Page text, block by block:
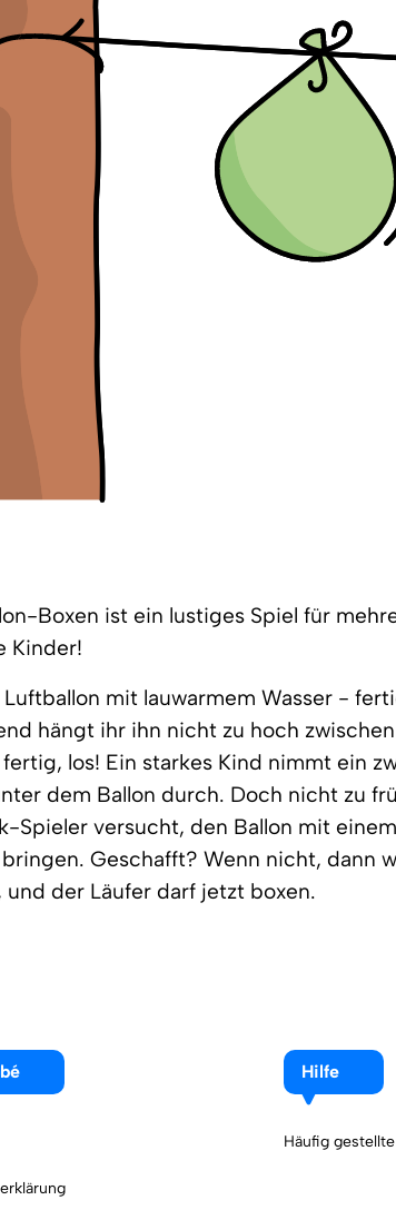
Boxen ist ein lustiges Spiel für
Kinder!
mit lauwarmem Wasser -
hängt ihr ihn nicht zu hoch
fertig, los! Ein starkes Kind nimmt ein
dem Ballon durch. Doch nicht zu
Spieler versucht, den Ballon mit
bringen. Geschafft? Wenn nicht, dann
und der Läufer darf jetzt boxen.
Hilfe
Häufig